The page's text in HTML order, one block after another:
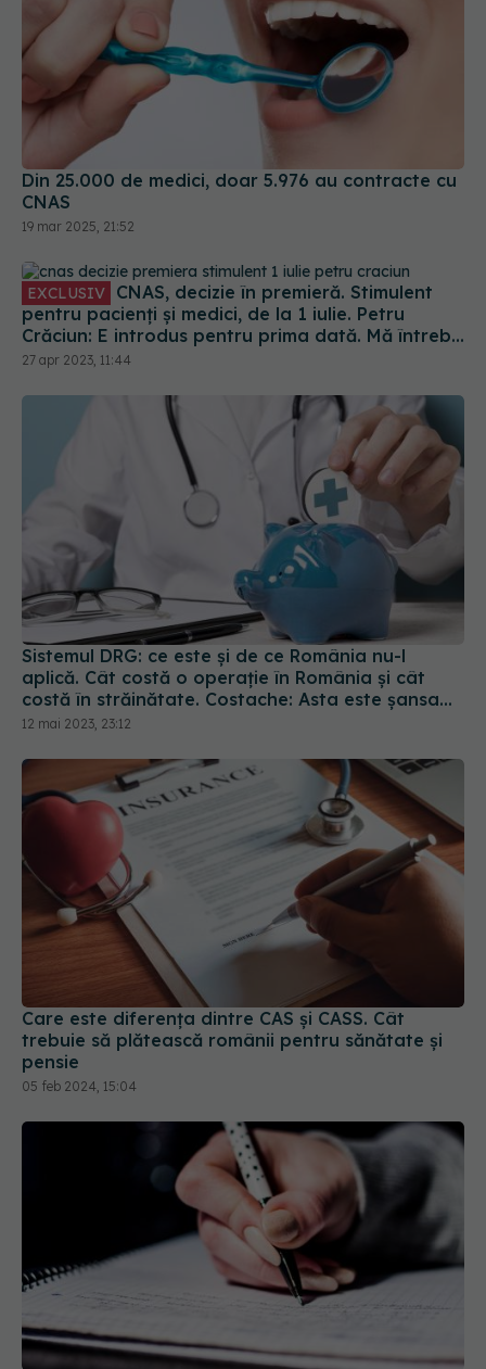
Din 25.000 de medici, doar 5.976 au contracte cu
CNAS
19 mar 2025, 21:52
EXCLUSIV
pentru pacienți și medici, de la 1 iulie. Petru
Crăciun: E introdus pentru prima dată. Mă întreb
unde eram dacă luam acest stimulent în urmă cu
27 apr 2023, 11:44
Sistemul DRG: ce este și de ce România nu-l
aplică. Cât costă o operație în România și cât
costă în străinătate. Costache: Asta este șansa
noastră
12 mai 2023, 23:12
Care este diferența dintre CAS și CASS. Cât
trebuie să plătească românii pentru sănătate și
pensie
05 feb 2024, 15:04